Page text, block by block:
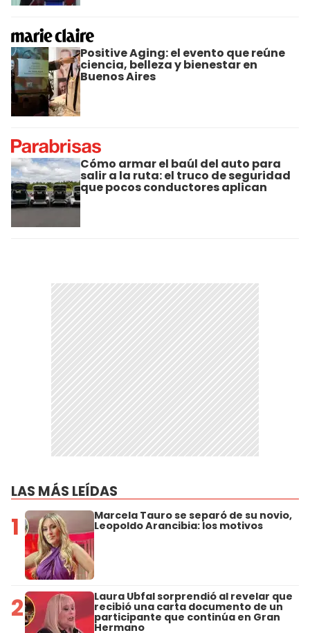
Positive Aging: el evento que reúne
ciencia, belleza y bienestar en
Buenos Aires
Cómo armar el baúl del auto para
salir a la ruta: el truco de seguridad
que pocos conductores aplican
LAS MÁS LEÍDAS
1 Marcela Tauro se separó de su novio,
Leopoldo Arancibia: los motivos
2 Laura Ubfal sorprendió al revelar que
recibió una carta documento de un
participante que continúa en Gran
Hermano